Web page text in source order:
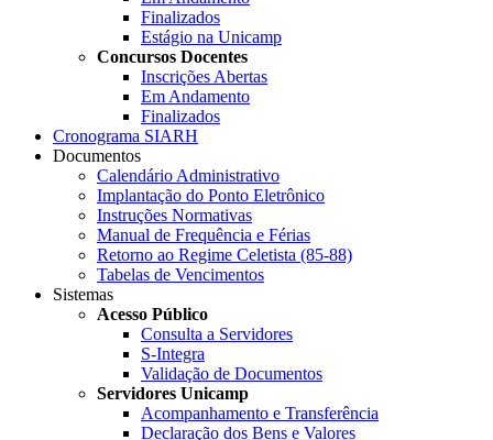
Finalizados
Estágio na Unicamp
Concursos Docentes
Inscrições Abertas
Em Andamento
Finalizados
Cronograma SIARH
Documentos
Calendário Administrativo
Implantação do Ponto Eletrônico
Instruções Normativas
Manual de Frequência e Férias
Retorno ao Regime Celetista (85-88)
Tabelas de Vencimentos
Sistemas
Acesso Público
Consulta a Servidores
S-Integra
Validação de Documentos
Servidores Unicamp
Acompanhamento e Transferência
Declaração dos Bens e Valores